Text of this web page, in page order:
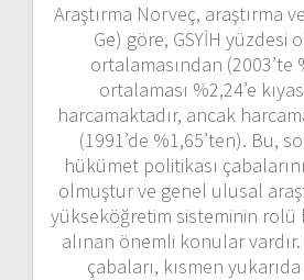
Araştırma Norveç, araştırma
Ge) göre, GSYİH yüzdesi
ortalamasından (2003’te
ortalaması %2,24’e
harcamaktadır, ancak
(1991’de %1,65’ten). Bu,
hükümet politikası
olmuştur ve genel ulusal
yükseköğretim sisteminin rolü
alınan önemli konular vardır.
çabaları, kısmen